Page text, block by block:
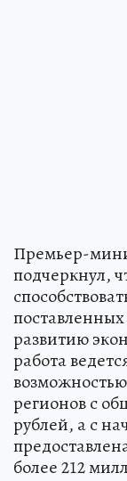
Премьер-
подчеркнул,
развитию
работа
регионов с
рублей, а с
более 212